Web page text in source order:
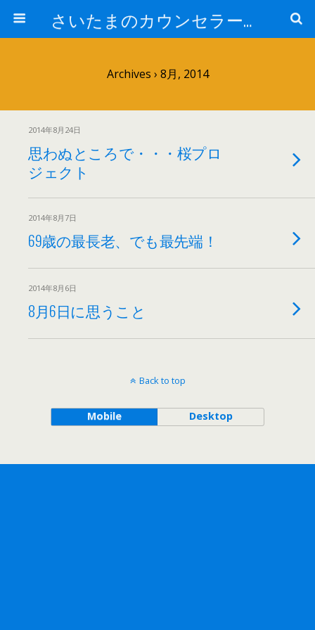
さいたまのカウンセラー日記
Archives › 8月, 2014
2014年8月24日
思わぬところで・・・桜プロ
ジェクト
2014年8月7日
69歳の最長老、でも最先端！
2014年8月6日
8月6日に思うこと
Back to top
Mobile Desktop